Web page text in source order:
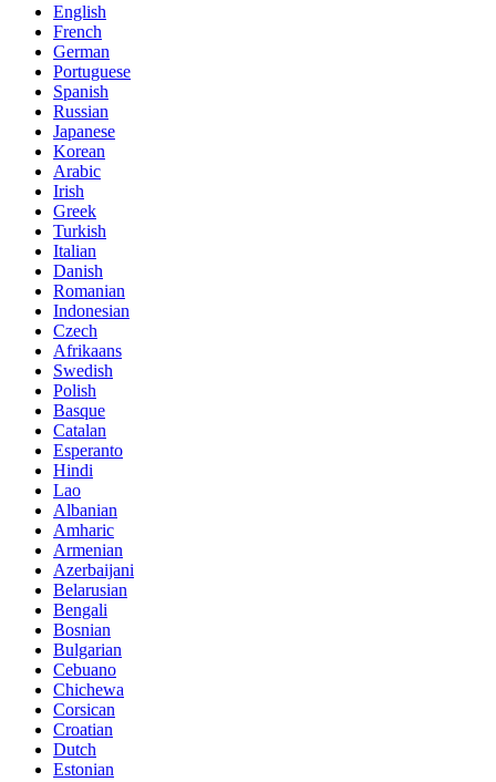
English
French
German
Portuguese
Spanish
Russian
Japanese
Korean
Arabic
Irish
Greek
Turkish
Italian
Danish
Romanian
Indonesian
Czech
Afrikaans
Swedish
Polish
Basque
Catalan
Esperanto
Hindi
Lao
Albanian
Amharic
Armenian
Azerbaijani
Belarusian
Bengali
Bosnian
Bulgarian
Cebuano
Chichewa
Corsican
Croatian
Dutch
Estonian